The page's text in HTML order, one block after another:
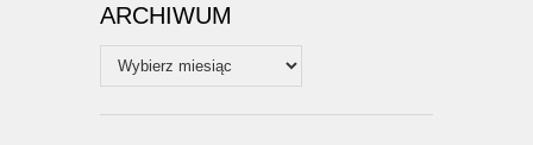
ARCHIWUM
Archiwum